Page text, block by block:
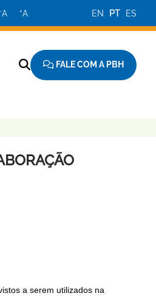
A +A EN PT ES
FALE COM A PBH
a serem utilizados na